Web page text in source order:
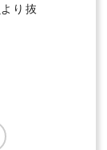
より抜